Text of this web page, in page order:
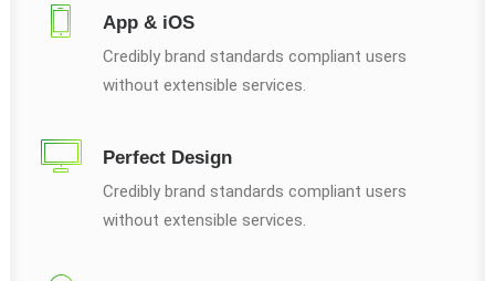
App & iOS
Credibly brand standards compliant users
without extensible services.
Perfect Design
Credibly brand standards compliant users
without extensible services.